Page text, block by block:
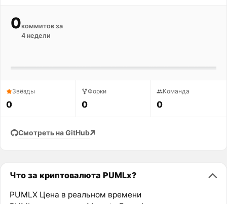
0коммитов за
4 недели
Звёзды
0
Форки
0
Команда
0
Смотреть на GitHub
Что за криптовалюта PUMLx?
PUMLX Цена в реальном времени